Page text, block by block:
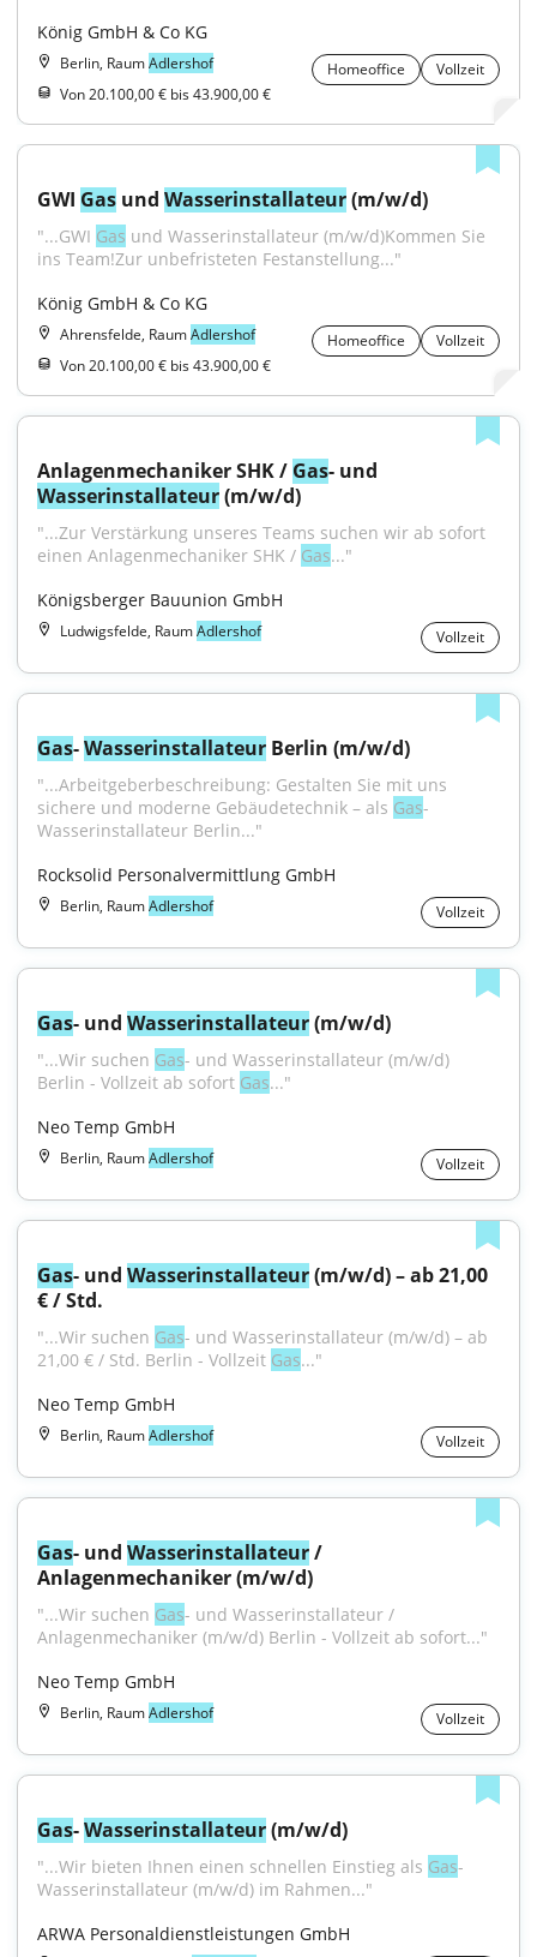
König GmbH & Co KG
Berlin, RaumAdlershof Homeoffice
Vollzeit
Von 20.100,00 € bis 43.900,00 €
GWI Gas und Wasserinstallateur (m/w/d)
"...GWI Gas und Wasserinstallateur (m/w/d)Kommen Sie
ins Team!Zur unbefristeten Festanstellung..."
König GmbH & Co KG
Ahrensfelde, RaumAdlershof Homeoffice
Vollzeit
Von 20.100,00 € bis 43.900,00 €
Anlagenmechaniker SHK / Gas
Wasserinstallateur (m/w/d)
"...Zur Verstärkung unseres Teams suchen wir ab sofort
einen Anlagenmechaniker SHK / Gas..."
Königsberger Bauunion GmbH
Ludwigsfelde, RaumAdlershof Vollzeit
Gas- Wasserinstallateur Berlin (m/w/d)
"...Arbeitgeberbeschreibung: Gestalten Sie mit uns
sichere und moderne Gebäudetechnik – als Gas-
Wasserinstallateur Berlin..."
Rocksolid Personalvermittlung GmbH
Berlin, RaumAdlershof Vollzeit
Gas- und Wasserinstallateur (m/w/d)
"...Wir suchen Gas- und Wasserinstallateur (m/w/d)
Berlin - Vollzeit ab sofort Gas..."
Neo Temp GmbH
Berlin, RaumAdlershof Vollzeit
Gas- und Wasserinstallateur (m/w/d) – ab 21,00
€ / Std.
"...Wir suchen Gas- und Wasserinstallateur (m/w/d) – ab
21,00 € / Std. Berlin - Vollzeit Gas..."
Neo Temp GmbH
Berlin, RaumAdlershof Vollzeit
Gas- und Wasserinstallateur /
Anlagenmechaniker (m/w/d)
"...Wir suchen Gas- und Wasserinstallateur /
Anlagenmechaniker (m/w/d) Berlin - Vollzeit ab sofort..."
Neo Temp GmbH
Berlin, RaumAdlershof Vollzeit
Gas- Wasserinstallateur (m/w/d)
"...Wir bieten Ihnen einen schnellen Einstieg als Gas-
Wasserinstallateur (m/w/d) im Rahmen..."
ARWA Personaldienstleistungen GmbH